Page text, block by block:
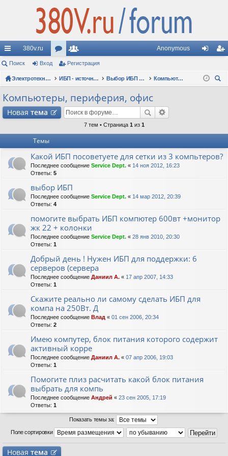
с
ы
лк
380v.ru
ор
ум
ол
ьз
ат
Anonymous
д ис
Поиск Вход Регистрация
Электротехнические форумы ИБП - источники бесперебойного питания Выбор ИБП по сфере применения (рекомендации, советы, опыт эксплуатации)
Компьютеры, периферия, офис
Компьютеры, периферия, офис
Новая тема
7 тем • Страница 1 из 1
Темы
Какой ИБП посоветуете для сетки из 3 компьтеров?
Последнее сообщение Service Dept. « 14 ноя 2012, 16:23
Ответы: 5
выбор ИБП
Последнее сообщение Service Dept. « 14 мар 2012, 20:39
Ответы: 4
помогите выбрать ИБП компютер 600вт +монитор
жк 22 + колонки
Последнее сообщение Service Dept. « 28 янв 2010, 20:30
Ответы: 1
Добрый день ! Нужен ИБП для поддержки: 6
серверов (сервера
Последнее сообщение Даниил А. « 17 апр 2007, 14:33
Ответы: 1
Скажите реально ли самому сделать ИБП для
компа на 250Вт. Д
Последнее сообщение Влад « 01 сен 2006, 20:34
Ответы: 2
Имею компутер, блок питания которого содержит
активный корре
Последнее сообщение Даниил А. « 07 апр 2006, 19:03
Ответы: 1
Помогите плиз расчитать какой блок питания
выбрать для компь
Последнее сообщение Андрей « 23 сен 2005, 17:19
Ответы: 1
Показать темы за:
Поле сортировки
Новая тема